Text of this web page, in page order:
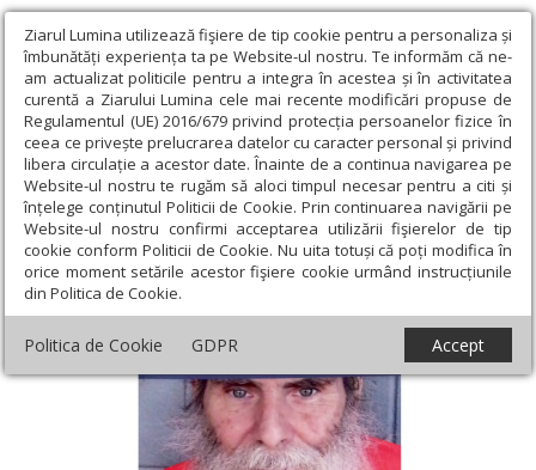
Ziarul Lumina utilizează fişiere de tip cookie pentru a personaliza și
îmbunătăți experiența ta pe Website-ul nostru. Te informăm că ne-
am actualizat politicile pentru a integra în acestea și în activitatea
curentă a Ziarului Lumina cele mai recente modificări propuse de
Regulamentul (UE) 2016/679 privind protecția persoanelor fizice în
ceea ce privește prelucrarea datelor cu caracter personal și privind
libera circulație a acestor date. Înainte de a continua navigarea pe
Website-ul nostru te rugăm să aloci timpul necesar pentru a citi și
înțelege conținutul Politicii de Cookie. Prin continuarea navigării pe
Website-ul nostru confirmi acceptarea utilizării fişierelor de tip
cookie conform Politicii de Cookie. Nu uita totuși că poți modifica în
orice moment setările acestor fişiere cookie urmând instrucțiunile
din Politica de Cookie.
Politica de Cookie GDPR Accept
Ziarul Lumina › Educaţie și Cultură › Lumina literară şi artistică ›
De la păcat la revelația iubirii lui Dumnezeu
De la păcat la revelația iubirii lui Dumnezeu